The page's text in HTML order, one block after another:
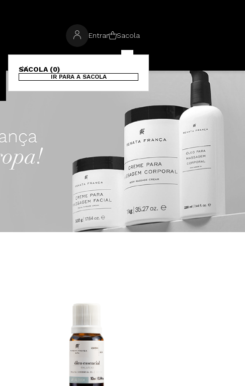
Entrar Sacola
SACOLA (0)
IR PARA A SACOLA